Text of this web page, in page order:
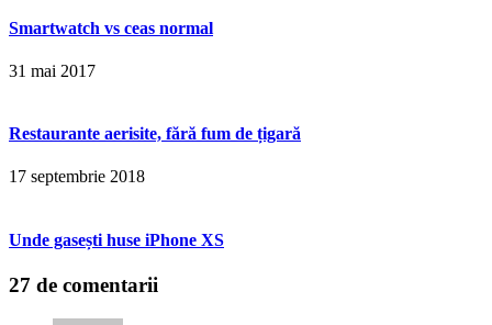
Smartwatch vs ceas normal
31 mai 2017
Restaurante aerisite, fără fum de țigară
17 septembrie 2018
Unde gasești huse iPhone XS
27 de comentarii